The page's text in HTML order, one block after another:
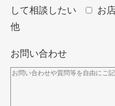
して相談したい
お
他
お問い合わせ